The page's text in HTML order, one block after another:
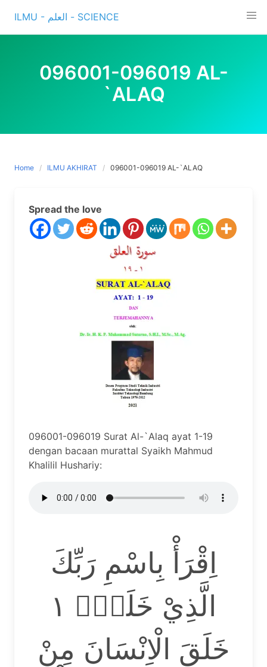
content
ILMU - العلم - SCIENCE
096001-096019 AL-
`ALAQ
Home ILMU AKHIRAT 096001-096019 AL-`ALAQ
Spread the love
096001-096019 Surat Al-`Alaq ayat 1-19
dengan bacaan murattal Syaikh Mahmud
Khalilil Hushariy:
اِقْرَأْ بِاسْمِ رَبِّكَ
الَّذِيْ خَلَقَۚ ١
خَلَقَ الْاِنْسَانَ مِنْ